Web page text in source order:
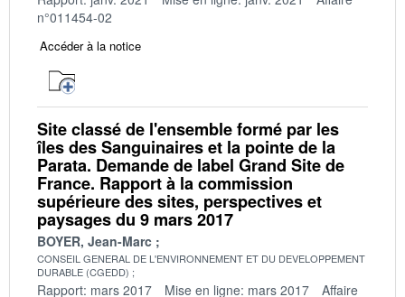
n°011454-02
Accéder à la notice
Site classé de l'ensemble formé par les
îles des Sanguinaires et la pointe de la
Parata. Demande de label Grand Site de
France. Rapport à la commission
supérieure des sites, perspectives et
paysages du 9 mars 2017
BOYER, Jean-Marc
CONSEIL GENERAL DE L'ENVIRONNEMENT ET DU DEVELOPPEMENT
DURABLE (CGEDD)
Rapport: mars 2017 Mise en ligne: mars 2017 Affaire